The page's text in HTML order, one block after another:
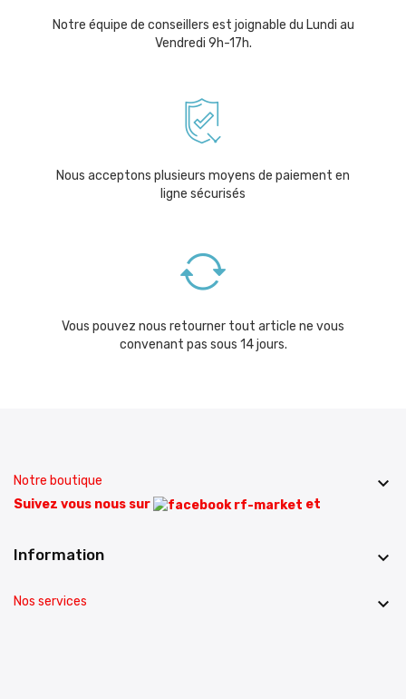
Notre équipe de conseillers est joignable du Lundi au
Vendredi 9h-17h.
Nous acceptons plusieurs moyens de paiement en
ligne sécurisés
Vous pouvez nous retourner tout article ne vous
convenant pas sous 14 jours.
Notre boutique 
Suivez vous nous sur et
Information 
Nos services 